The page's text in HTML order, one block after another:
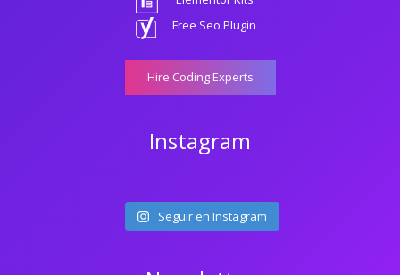
Free Seo Plugin
Hire Coding Experts
Instagram
Seguir en Instagram